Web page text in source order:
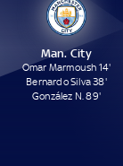
Man. City
Omar Marmoush 14'
Bernardo Silva 38'
González N. 89'